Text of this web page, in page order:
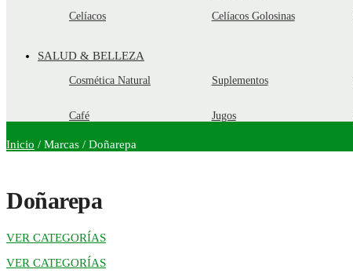
Celíacos Celíacos Golosinas
SALUD & BELLEZA
Cosmética Natural Suplementos
Café Jugos
Inicio / Marcas / Doñarepa
Doñarepa
VER CATEGORÍAS
VER CATEGORÍAS